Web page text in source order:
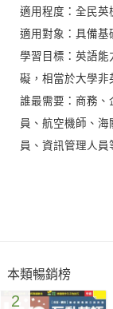
適用程度：全民英
適用對象：具備基
學習目標：英語能
礙，相當於大學非
誰最需要：商務、
員、航空機師、
員、資訊管理人員
學習就是種獲得
編輯主題包含生
好英語的雜誌，並
英語寫作沒問題
本類暢銷榜
2